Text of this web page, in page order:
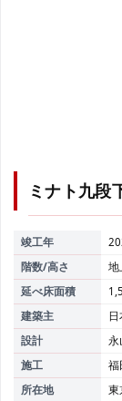
ミナト九段
竣工年
階数/高さ
地
延べ床面積
建築主
設計
永
施工
福
所在地
東